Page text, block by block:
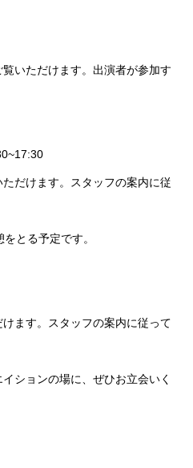
いただけます。出演者が参加す
だけます。スタッフの案内に従
とる予定です。
ます。スタッフの案内に従って
ションの場に、ぜひお立会いく